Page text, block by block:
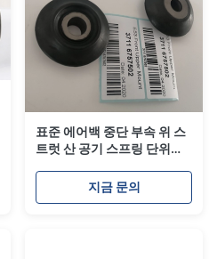
표준 에어백 중단 부속 위 스
트럿 산 공기 스프링 단위
37116757501
37116757502
지금 문의